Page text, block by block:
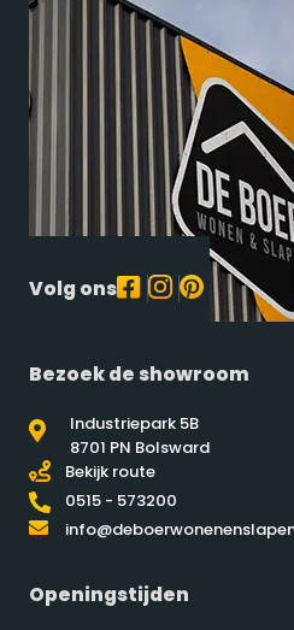
Volg ons
Bezoek de showroom
Industriepark 5B
8701 PN Bolsward
Bekijk route
0515 - 573200
Openingstijden